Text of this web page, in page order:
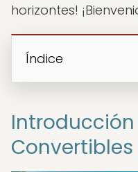
horizontes!
Índice